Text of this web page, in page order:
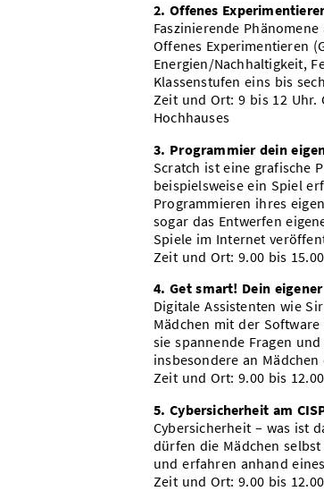
2. Offenes
Faszinierende
Offenes Experimentieren
Energien/Nachhaltigkeit,
Klassenstufen eins bis
Zeit und Ort: 9 bis 12 Uhr.
Hochhauses
3. Programmier dein
Scratch ist eine grafische
beispielsweise ein Spiel
Programmieren ihres
sogar das Entwerfen
Spiele im Internet
Zeit und Ort: 9.00 bis
4. Get smart! Dein
Digitale Assistenten wie
Mädchen mit der
sie spannende Fragen
insbesondere an
Zeit und Ort: 9.00 bis
5. Cybersicherheit am
Cybersicherheit – was ist
dürfen die Mädchen
und erfahren anhand
Zeit und Ort: 9.00 bis